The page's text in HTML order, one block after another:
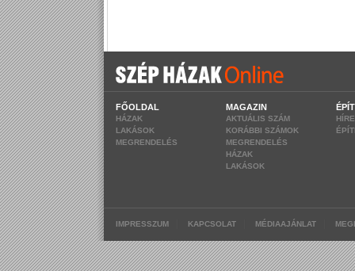
FŐOLDAL
HÁZAK
LAKÁSOK
MEGRENDELÉS
MAGAZIN
AKTUÁLIS SZÁM
KORÁBBI SZÁMOK
MEGRENDELÉS
HÁZAK
LAKÁSOK
IMPRESSZUM KAPCSOLAT MÉDIAAJÁNLAT